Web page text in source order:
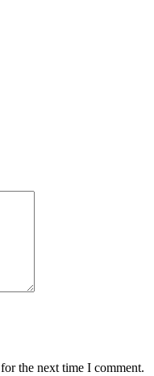
the next time I comment.